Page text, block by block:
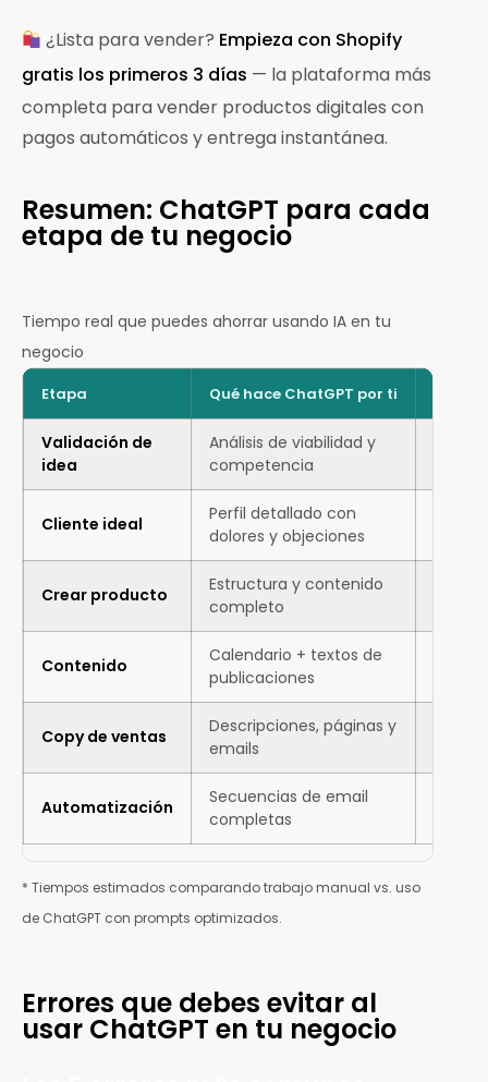
¿Lista para vender? Empieza con Shopify
gratis los primeros 3 días — la plataforma más
completa para vender productos digitales con
pagos automáticos y entrega instantánea.
Resumen: ChatGPT para cada
etapa de tu negocio
Tiempo real que puedes ahorrar usando IA en tu
negocio
Etapa Qué hace ChatGPT por ti
Validación de
idea
Análisis de viabilidad y
competencia
Cliente ideal
Perfil detallado con
dolores y objeciones
Crear producto
Estructura y contenido
completo
Contenido
Calendario + textos de
publicaciones
Copy de ventas
Descripciones, páginas y
emails
Automatización
Secuencias de email
completas
* Tiempos estimados comparando trabajo manual vs. uso
de ChatGPT con prompts optimizados.
Errores que debes evitar al
usar ChatGPT en tu negocio